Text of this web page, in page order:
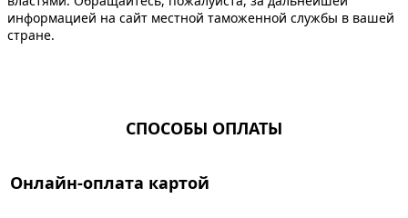
информацией на сайт местной таможенной службы в вашей
стране.
СПОСОБЫ ОПЛАТЫ
Онлайн-оплата картой